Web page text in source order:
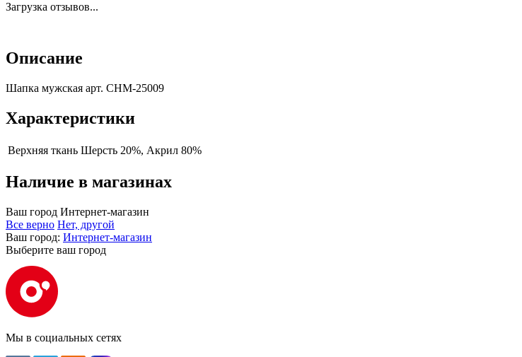
Загрузка отзывов...
Описание
Шапка мужская арт. CHM-25009
Характеристики
Верхняя ткань Шерсть 20%, Акрил 80%
Наличие в магазинах
Ваш город Интернет-магазин
Все верно Нет, другой
Ваш город: Интернет-магазин
Выберите ваш город
Мы в социальных сетях